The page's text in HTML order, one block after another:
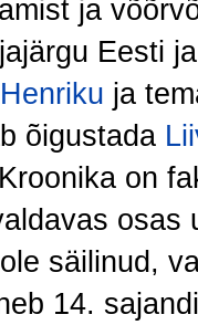
ja
Eesti
Henriku ja
õigustada
on
osas
säilinud,
14.